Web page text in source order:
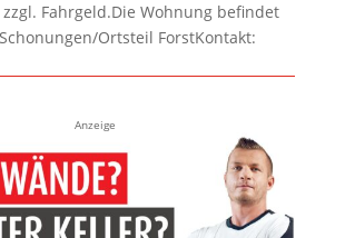
Fahrgeld.Die Wohnung befindet
Ortsteil ForstKontakt:
Anzeige